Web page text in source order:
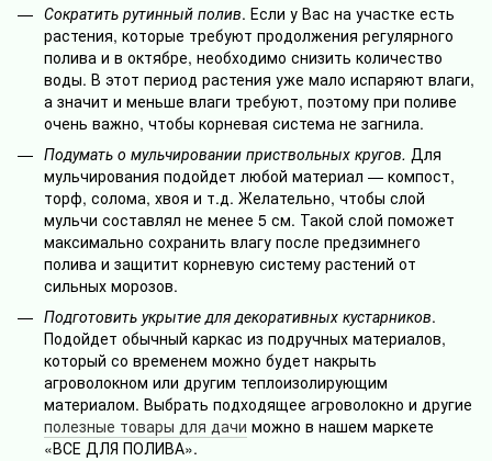
Сократить рутинный полив. Если у Вас на участке есть
растения, которые требуют продолжения регулярного
полива и в октябре, необходимо снизить количество
воды. В этот период растения уже мало испаряют влаги,
а значит и меньше влаги требуют, поэтому при поливе
очень важно, чтобы корневая система не загнила.
Подумать о мульчировании приствольных кругов. Для
мульчирования подойдет любой материал — компост,
торф, солома, хвоя и т.д. Желательно, чтобы слой
мульчи составлял не менее 5 см. Такой слой поможет
максимально сохранить влагу после предзимнего
полива и защитит корневую систему растений от
сильных морозов.
Подготовить укрытие для декоративных кустарников.
Подойдет обычный каркас из подручных материалов,
который со временем можно будет накрыть
агроволокном или другим теплоизолирующим
материалом. Выбрать подходящее агроволокно и другие
полезные товары для дачи можно в нашем маркете
«ВСЕ ДЛЯ ПОЛИВА».